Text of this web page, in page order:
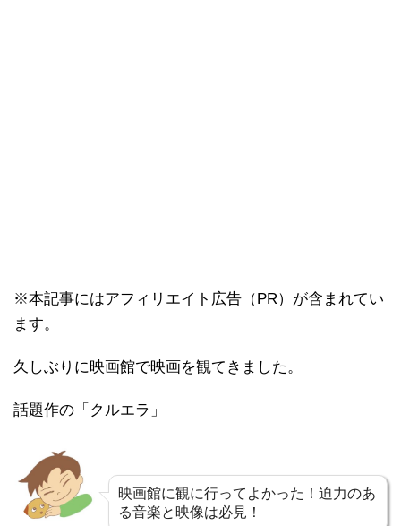
※本記事にはアフィリエイト広告（PR）が含まれてい
ます。
久しぶりに映画館で映画を観てきました。
話題作の「クルエラ」
映画館に観に行ってよかった！迫力のあ
る音楽と映像は必見！